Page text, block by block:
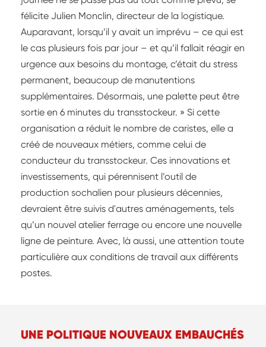
félicite Julien Monclin, directeur de la logistique.
Auparavant, lorsqu’il y avait un imprévu – ce qui est
le cas plusieurs fois par jour – et qu’il fallait réagir en
urgence aux besoins du montage, c’était du stress
permanent, beaucoup de manutentions
supplémentaires. Désormais, une palette peut être
sortie en 6 minutes du transstockeur. » Si cette
organisation a réduit le nombre de caristes, elle a
créé de nouveaux métiers, comme celui de
conducteur du transstockeur. Ces innovations et
investissements, qui pérennisent l’outil de
production sochalien pour plusieurs décennies,
devraient être suivis d'autres aménagements, tels
qu’un nouvel atelier ferrage ou encore une nouvelle
ligne de peinture. Avec, là aussi, une attention toute
particulière aux conditions de travail aux différents
postes.
UNE POLITIQUE NOUVEAUX EMBAUCHÉS